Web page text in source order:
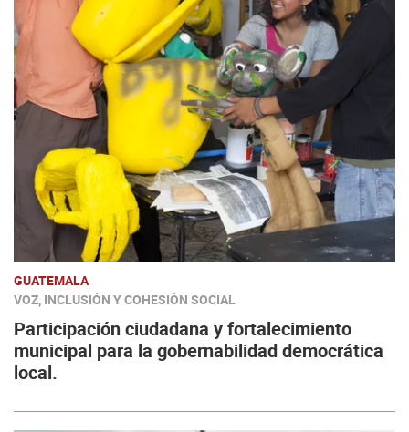
GUATEMALA
VOZ, INCLUSIÓN Y COHESIÓN SOCIAL
Participación ciudadana y fortalecimiento
municipal para la gobernabilidad democrática
local.